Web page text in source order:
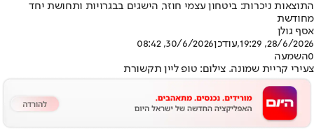
התוצאות ניכרות: ביטחון עצמי חוזר, הישגים בבגרויות ותחושת יחד
מחודשת
אסף גולן
28/6/2026, 19:29
,עודכן30/6/2026, 08:42
0השמעה
צעירי קריית שמונה. צילום: טופ ליין תקשורת